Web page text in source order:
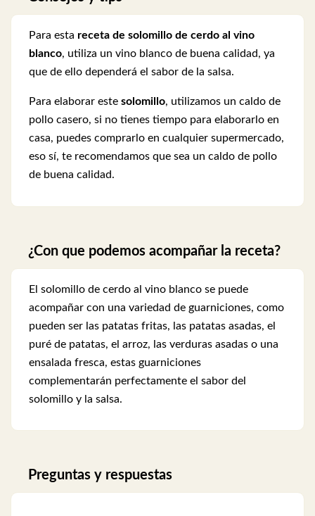
Para esta receta de solomillo de cerdo al vino
blanco, utiliza un vino blanco de buena calidad, ya
que de ello dependerá el sabor de la salsa.
Para elaborar este solomillo, utilizamos un caldo de
pollo casero, si no tienes tiempo para elaborarlo en
casa, puedes comprarlo en cualquier supermercado,
eso sí, te recomendamos que sea un caldo de pollo
de buena calidad.
¿Con que podemos acompañar la receta?
El solomillo de cerdo al vino blanco se puede
acompañar con una variedad de guarniciones, como
pueden ser las patatas fritas, las patatas asadas, el
puré de patatas, el arroz, las verduras asadas o una
ensalada fresca, estas guarniciones
complementarán perfectamente el sabor del
solomillo y la salsa.
Preguntas y respuestas